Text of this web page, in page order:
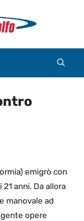
emigrò con
anni. Da allora
manovale ad
opere